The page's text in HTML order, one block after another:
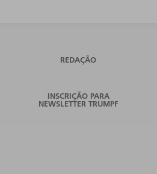
REDAÇÃO
INSCRIÇÃO PARA
NEWSLETTER TRUMPF